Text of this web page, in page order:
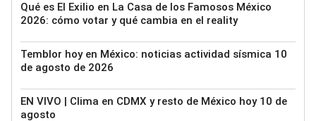
Qué es El Exilio en La Casa de los Famosos México
2026: cómo votar y qué cambia en el reality
Temblor hoy en México: noticias actividad sísmica 10
de agosto de 2026
EN VIVO | Clima en CDMX y resto de México hoy 10 de
agosto